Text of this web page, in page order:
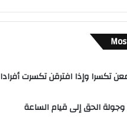
تكسرا وإذا افترقن تكسرت أفرادا
الحق إلى قيام الساعة